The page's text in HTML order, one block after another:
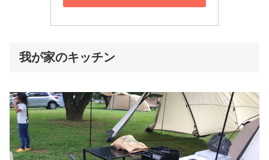
我が家のキッチン